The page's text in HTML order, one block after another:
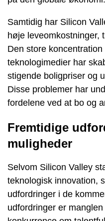
Samtidig har Silicon
høje leveomkostninger,
Den store
teknologimedier har
stigende boligpriser og
Disse problemer har
fordelene ved at bo og
Fremtidige
muligheder
Selvom Silicon Valley
teknologisk innovation,
udfordringer i de
udfordringer er